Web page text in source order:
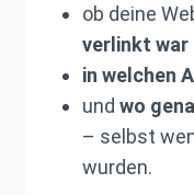
ob deine
verlinkt war
in welchen
und wo
– selbst
wurden.